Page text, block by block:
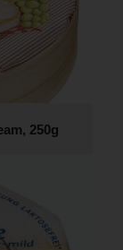
250g